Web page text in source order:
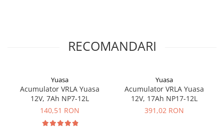
Deep Cycle - Tractiune/Semi-
APC
Pachete acumulatori VRLA
Sisteme de management (BMS)
RECOMANDARI
Yuasa
Acumulator VRLA Yuasa
12V, 7Ah NP7-12L
140,51 RON
Yuasa
Acumulator VRLA Yuasa
12V, 17Ah NP17-12L
391,02 RON